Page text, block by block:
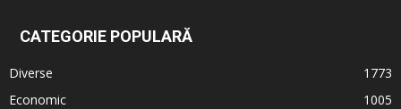
CATEGORIE POPULARĂ
Diverse
1773
Economic
1005